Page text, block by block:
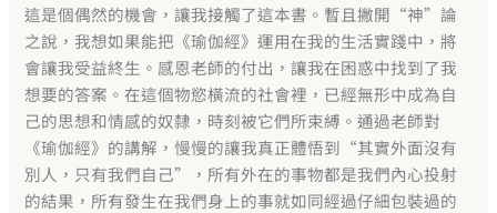
這是個偶然的機會，讓我接觸了這本書。暫且撇開“神”論
之說，我想如果能把《瑜伽經》運用在我的生活實踐中，將
會讓我受益終生。感恩老師的付出，讓我在困惑中找到了我
想要的答案。在這個物慾橫流的社會裡，已經無形中成為自
己的思想和情感的奴隸，時刻被它們所束縛。通過老師對
《瑜伽經》的講解，慢慢的讓我真正體悟到“其實外面沒有
別人，只有我們自己”，所有外在的事物都是我們內心投射
的結果，所有發生在我們身上的事就如同經過仔細包裝過的